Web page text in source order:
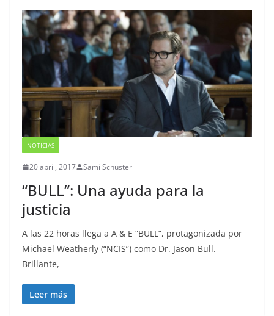
NOTICIAS
20 abril, 2017 Sami Schuster
“BULL”: Una ayuda para la
justicia
A las 22 horas llega a A & E “BULL”, protagonizada por
Michael Weatherly (“NCIS”) como Dr. Jason Bull.
Brillante,
Leer más